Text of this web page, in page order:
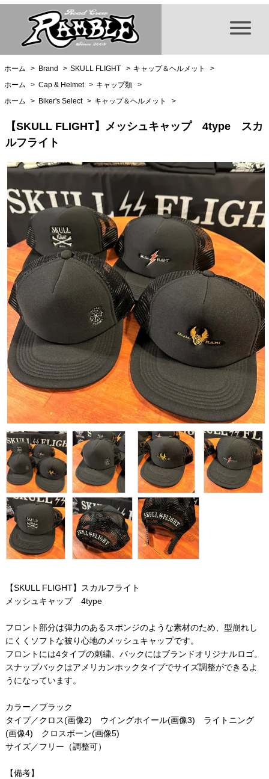
ホーム > Brand > SKULL FLIGHT > キャップ＆ヘルメット
>
ホーム
> Cap & Helmet > キャップ類
>
ホーム
> Biker's Select > キャップ＆ヘルメット >
【SKULL FLIGHT】メッシュキャップ 4type スカ
ルフライト
【SKULL FLIGHT】スカルフライト
メッシュキャップ 4type
フロント部分は弾力のあるスポンジのような素材のため、型崩れし
にくくソフトな被り心地のメッシュキャップです。
フロントには4タイプの刺繍、バックにはブランドオリジナルロゴ。
スナップバックはアメリカンホックタイプでサイズ調整ができるよ
うになっています。
カラー／ブラック
タイプ／クロス(画像2) ウイングホイール(画像3) ライトニング
(画像4) クロスボーン(画像5)
サイズ／フリー（調整可）
【備考】